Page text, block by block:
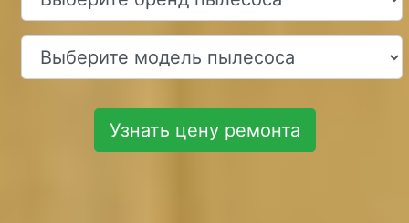
Узнать цену ремонта